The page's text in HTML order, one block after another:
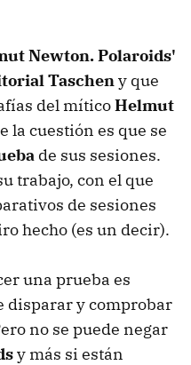
Newton. Polaroids'
Tascheny que
del míticoHelmut
la cuestión es que se
de sus sesiones.
trabajo, con el que
de sesiones
hecho (es un decir).
una prueba es
disparar y comprobar
no se puede negar
y más si están